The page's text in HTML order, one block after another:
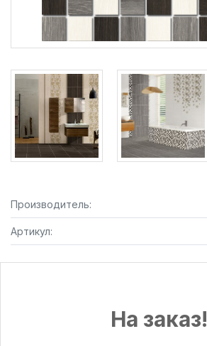
Производитель:
Артикул:
На заказ!